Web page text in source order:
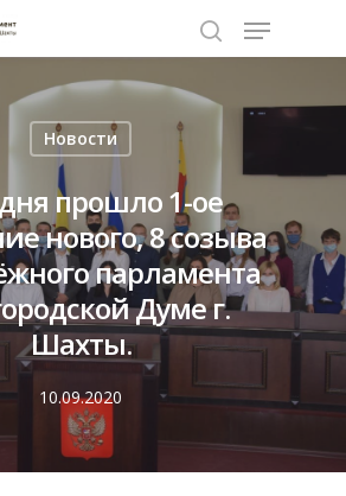
для поиска или ESC чтобы
Новости
прошло 1-ое
нового, 8 созыва
парламента
Думе г.
Шахты.
10.09.2020